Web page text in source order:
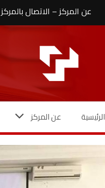
عن المركز– الاتصال بالمركز
الرئيسية عن المركز